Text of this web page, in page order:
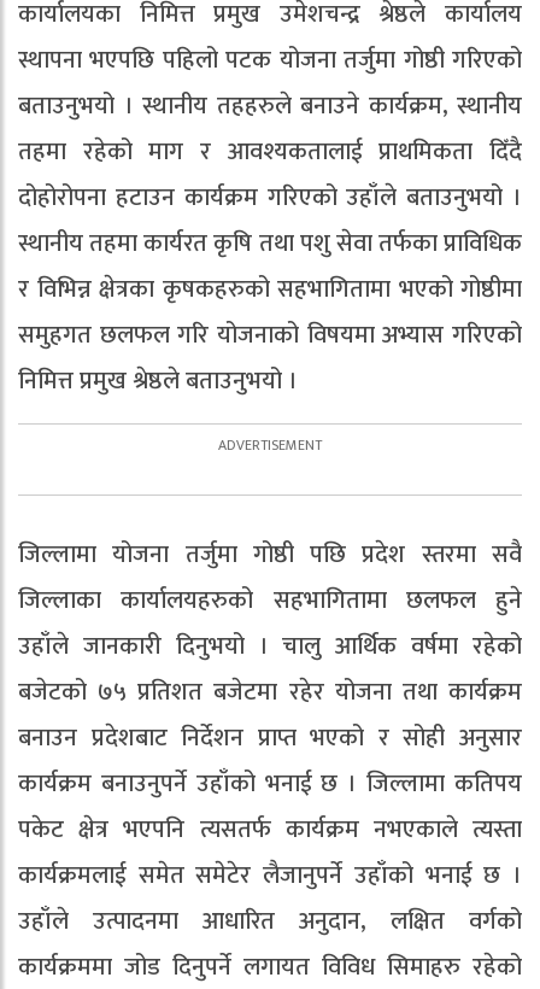
कार्यालयका निमित्त प्रमुख उमेशचन्द्र श्रेष्ठले कार्यालय
स्थापना भएपछि पहिलो पटक योजना तर्जुमा गोष्ठी गरिएको
बताउनुभयो । स्थानीय तहहरुले बनाउने कार्यक्रम, स्थानीय
तहमा रहेको माग र आवश्यकतालाई प्राथमिकता दिँदै
दोहोरोपना हटाउन कार्यक्रम गरिएको उहाँले बताउनुभयो ।
स्थानीय तहमा कार्यरत कृषि तथा पशु सेवा तर्फका प्राविधिक
र विभिन्न क्षेत्रका कृषकहरुको सहभागितामा भएको गोष्ठीमा
समुहगत छलफल गरि योजनाको विषयमा अभ्यास गरिएको
निमित्त प्रमुख श्रेष्ठले बताउनुभयो ।
जिल्लामा योजना तर्जुमा गोष्ठी पछि प्रदेश स्तरमा सवै
जिल्लाका कार्यालयहरुको सहभागितामा छलफल हुने
उहाँले जानकारी दिनुभयो । चालु आर्थिक वर्षमा रहेको
बजेटको ७५ प्रतिशत बजेटमा रहेर योजना तथा कार्यक्रम
बनाउन प्रदेशबाट निर्देशन प्राप्त भएको र सोही अनुसार
कार्यक्रम बनाउनुपर्ने उहाँको भनाई छ । जिल्लामा कतिपय
पकेट क्षेत्र भएपनि त्यसतर्फ कार्यक्रम नभएकाले त्यस्ता
कार्यक्रमलाई समेत समेटेर लैजानुपर्ने उहाँको भनाई छ ।
उहाँले उत्पादनमा आधारित अनुदान, लक्षित वर्गको
कार्यक्रममा जोड दिनुपर्ने लगायत विविध सिमाहरु रहेको